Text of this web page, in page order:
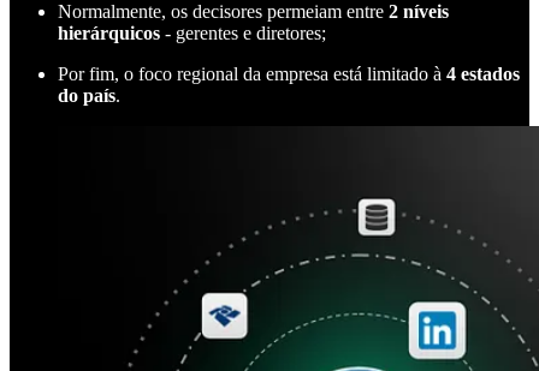
Normalmente, os decisores permeiam entre 2 níveis
hierárquicos - gerentes e diretores;
Por fim, o foco regional da empresa está limitado à 4 estados
do país.